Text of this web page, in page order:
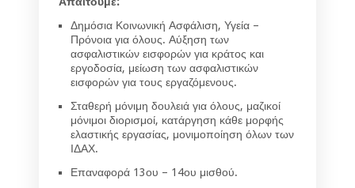
Δημόσια Κοινωνική Ασφάλιση, Υγεία –
Πρόνοια για όλους. Αύξηση των
ασφαλιστικών εισφορών για κράτος και
εργοδοσία, μείωση των ασφαλιστικών
εισφορών για τους εργαζόμενους.
Σταθερή μόνιμη δουλειά για όλους, μαζικοί
μόνιμοι διορισμοί, κατάργηση κάθε μορφής
ελαστικής εργασίας, μονιμοποίηση όλων των
ΙΔΑΧ.
Επαναφορά 13ου – 14ου μισθού.